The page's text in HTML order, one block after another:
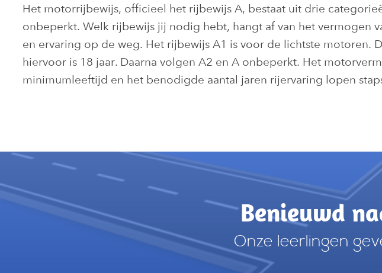
Het motorrijbewijs, officieel het rijbewijs A, bestaat uit drie
onbeperkt. Welk rijbewijs jij nodig hebt, hangt af van het vermogen
en ervaring op de weg. Het rijbewijs A1 is voor de lichtste motoren.
hiervoor is 18 jaar. Daarna volgen A2 en A onbeperkt. Het
minimumleeftijd en het benodigde aantal jaren rijervaring lopen
Benieuwd
Onze leerlingen